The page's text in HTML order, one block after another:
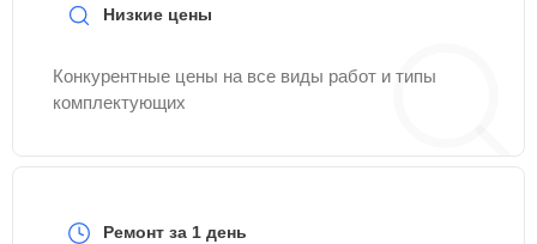
Низкие цены
Конкурентные цены на все виды работ и типы
комплектующих
Ремонт за 1 день